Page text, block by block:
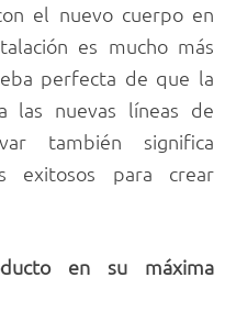
el nuevo cuerpo en
es mucho más
perfecta de que la
las nuevas líneas de
también significa
exitosos para crear
en su máxima